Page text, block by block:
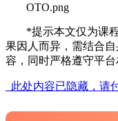
OTO.png
*提示本文仅为课
果因人而异，需结合
容，同时严格遵守平
此处内容已隐藏，请